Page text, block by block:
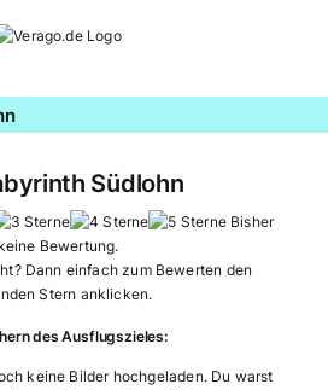
Südlohn
Bisher
keine Bewertung.
Dann einfach zum Bewerten den
Stern anklicken.
des Ausflugszieles:
keine Bilder hochgeladen. Du warst